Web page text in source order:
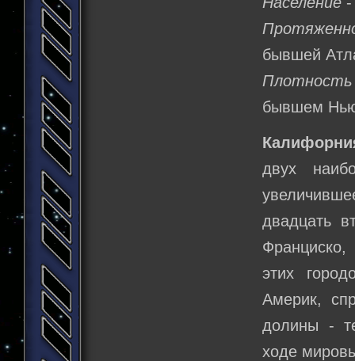
бывшей
Плотность
бывшем
двух
двадцать
этих
Америк,
долины -
ходе